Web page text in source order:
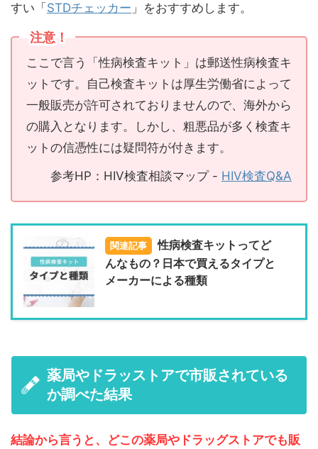
すい「 STDチェッカー 」をおすすめします。
注意！
ここで言う「性病検査キット」は郵送性病検査キ
ットです。自己検査キットは厚生労働省によって
一般販売が許可されておりませんので、海外から
の購入となります。しかし、粗悪品が多く検査キ
ットの信憑性には疑問符が付きます。
参考HP：HIV検査相談マップ - HIV検査Q&A
関連記事
性病検査キットってど
んなもの？日本で買えるタイプと
メーカーによる種類
薬局やドラッストアで市販されている
か調べた結果
結論から言うと、どこの薬局やドラッグストアでも販